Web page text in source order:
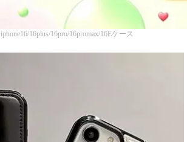
iphone16/16plus/16pro/16promax/16Eケース